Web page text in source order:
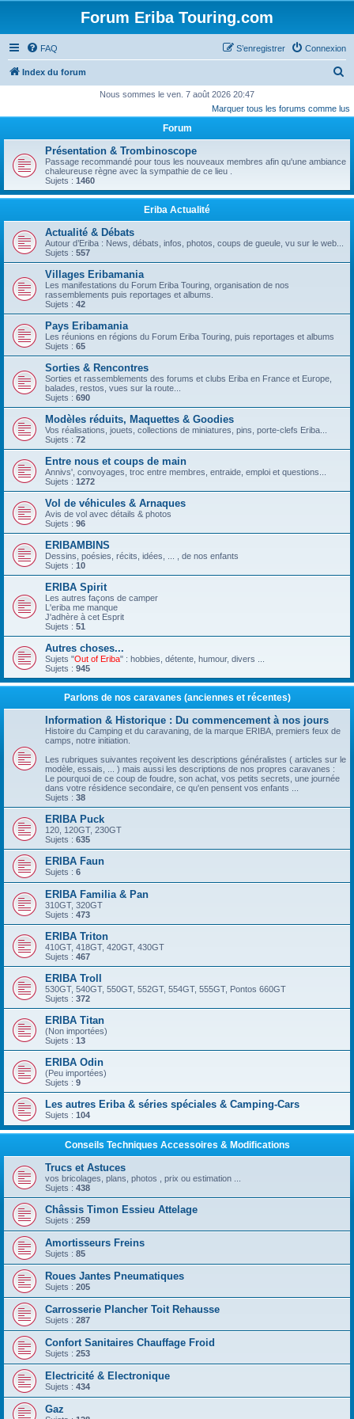
Forum Eriba Touring.com
FAQ Connexion
S’enregistrer
Index du forum
c
r
e
Nous sommes le ven. 7 août 2026 20:47
Marquer tous les forums comme lus
Forum
Présentation & Trombinoscope
Passage recommandé pour tous les nouveaux membres afin qu'une ambiance
chaleureuse règne avec la sympathie de ce lieu .
Sujets : 1460
Eriba Actualité
Actualité & Débats
Autour d’Eriba : News, débats, infos, photos, coups de gueule, vu sur le web...
Sujets : 557
Villages Eribamania
Les manifestations du Forum Eriba Touring, organisation de nos
rassemblements puis reportages et albums.
Sujets : 42
Pays Eribamania
Les réunions en régions du Forum Eriba Touring, puis reportages et albums
Sujets : 65
Sorties & Rencontres
Sorties et rassemblements des forums et clubs Eriba en France et Europe,
balades, restos, vues sur la route...
Sujets : 690
Modèles réduits, Maquettes & Goodies
Vos réalisations, jouets, collections de miniatures, pins, porte-clefs Eriba...
Sujets : 72
Entre nous et coups de main
Annivs', convoyages, troc entre membres, entraide, emploi et questions...
Sujets : 1272
Vol de véhicules & Arnaques
Avis de vol avec détails & photos
Sujets : 96
ERIBAMBINS
Dessins, poésies, récits, idées, ... , de nos enfants
Sujets : 10
ERIBA Spirit
Les autres façons de camper
L'eriba me manque
J'adhère à cet Esprit
Sujets : 51
Autres choses...
Sujets "Out of Eriba" : hobbies, détente, humour, divers ...
Sujets : 945
Parlons de nos caravanes (anciennes et récentes)
Information & Historique : Du commencement à nos jours
Histoire du Camping et du caravaning, de la marque ERIBA, premiers feux de
camps, notre initiation.
Les rubriques suivantes reçoivent les descriptions généralistes ( articles sur le
modèle, essais, ... ) mais aussi les descriptions de nos propres caravanes :
Le pourquoi de ce coup de foudre, son achat, vos petits secrets, une journée
dans votre résidence secondaire, ce qu'en pensent vos enfants ...
Sujets : 38
ERIBA Puck
120, 120GT, 230GT
Sujets : 635
ERIBA Faun
Sujets : 6
ERIBA Familia & Pan
310GT, 320GT
Sujets : 473
ERIBA Triton
410GT, 418GT, 420GT, 430GT
Sujets : 467
ERIBA Troll
530GT, 540GT, 550GT, 552GT, 554GT, 555GT, Pontos 660GT
Sujets : 372
ERIBA Titan
(Non importées)
Sujets : 13
ERIBA Odin
(Peu importées)
Sujets : 9
Les autres Eriba & séries spéciales & Camping-Cars
Sujets : 104
Conseils Techniques Accessoires & Modifications
Trucs et Astuces
vos bricolages, plans, photos , prix ou estimation ...
Sujets : 438
Châssis Timon Essieu Attelage
Sujets : 259
Amortisseurs Freins
Sujets : 85
Roues Jantes Pneumatiques
Sujets : 205
Carrosserie Plancher Toit Rehausse
Sujets : 287
Confort Sanitaires Chauffage Froid
Sujets : 253
Electricité & Electronique
Sujets : 434
Gaz